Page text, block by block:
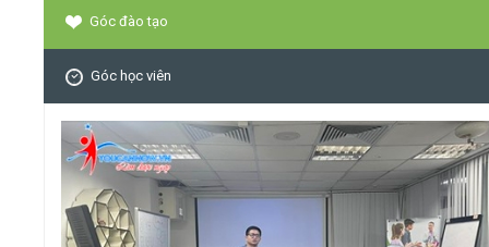
Góc đào tạo
Góc học viên